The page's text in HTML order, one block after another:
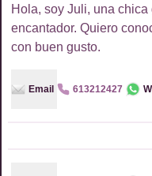
Hola, soy Juli, una
encantador. Quiero
con buen gusto.
Email 613212427